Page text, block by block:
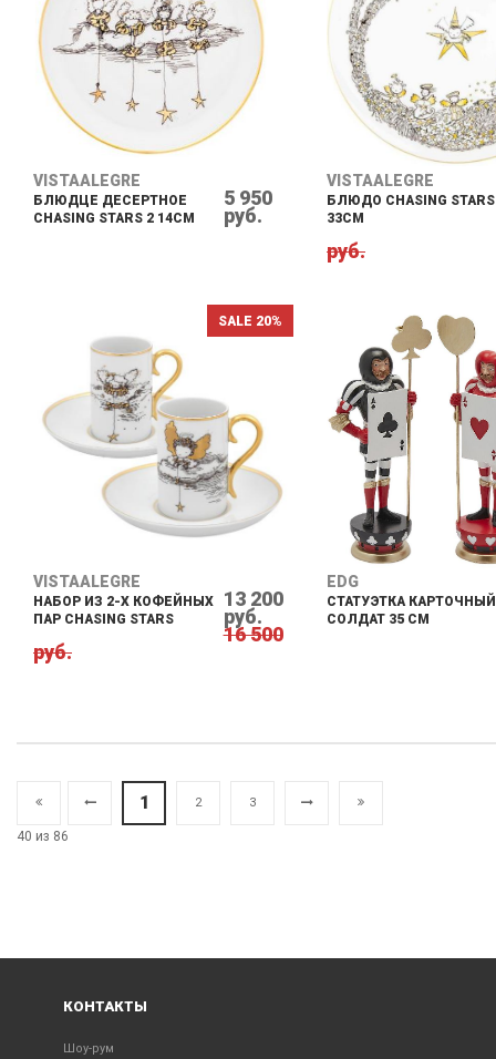
VISTAALEGRE
БЛЮДЦЕ ДЕСЕРТНОЕ
CHASING STARS 2 14CM
5 950
руб.
VISTAALEGRE
БЛЮДО CHASING STARS
33CM
руб.
SALE 20%
VISTAALEGRE
НАБОР ИЗ 2-Х КОФЕЙНЫХ
ПАР CHASING STARS
13 200
руб.
16 500
руб.
EDG
СТАТУЭТКА КАРТОЧНЫЙ
СОЛДАТ 35 СМ
1 2 3
40 из 86
КОНТАКТЫ
Шоу-рум